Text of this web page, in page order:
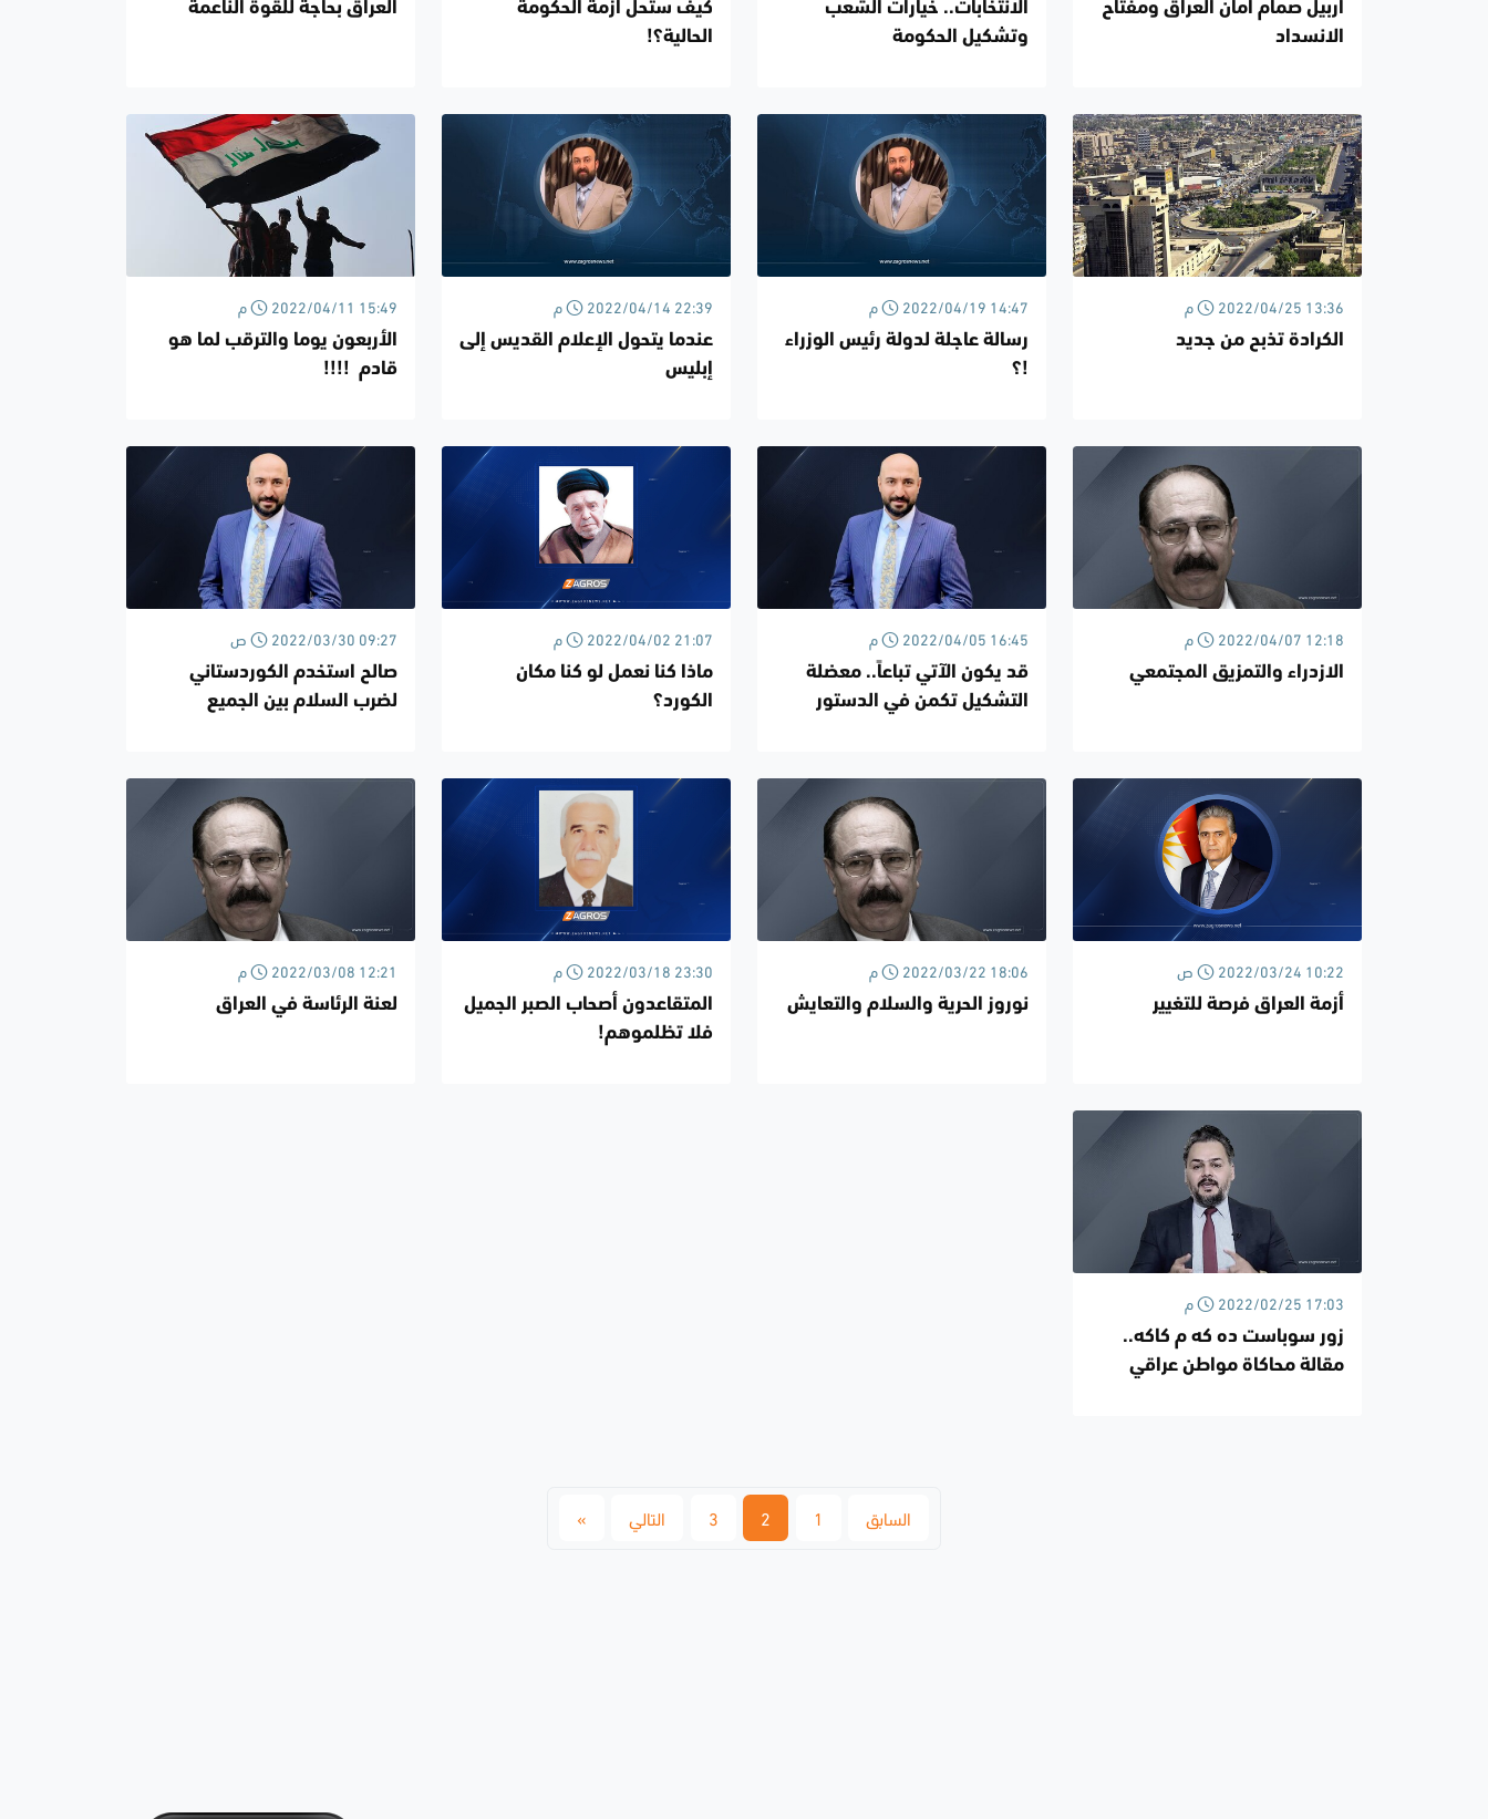
أربيل صمام أمان العراق ومفتاح
الانسداد
الانتخابات.. خيارات الشعب
وتشكيل الحكومة
كيف ستُحل أزمة الحكومة
الحالية؟!
العراق بحاجة للقوة الناعمة
2022/04/25 13:36 م
الكرادة تذبح من جديد
2022/04/19 14:47 م
رسالة عاجلة لدولة رئيس الوزراء
!؟
2022/04/14 22:39 م
عندما يتحول الإعلام القديس إلى
إبليس
2022/04/11 15:49 م
الأربعون يوما والترقب لما هو
قادم !!!!
2022/04/07 12:18 م
الازدراء والتمزيق المجتمعي
2022/04/05 16:45 م
قد يكون الآتي تباعاً.. معضلة
التشكيل تكمن في الدستور
2022/04/02 21:07 م
ماذا كنا نعمل لو كنا مكان
الكورد؟
2022/03/30 09:27 ص
صالح استخدم الكوردستاني
لضرب السلام بين الجميع
2022/03/24 10:22 ص
أزمة العراق فرصة للتغيير
2022/03/22 18:06 م
نوروز الحرية والسلام والتعايش
2022/03/18 23:30 م
المتقاعدون أصحاب الصبر الجميل
فلا تظلموهم!
2022/03/08 12:21 م
لعنة الرئاسة في العراق
2022/02/25 17:03 م
زور سوباست ده كه م كاكه..
مقالة محاكاة مواطن عراقي
السابق 1
2
3 التالي »